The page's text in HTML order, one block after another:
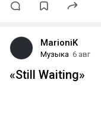
MarioniK
Музыка 6 авг
«Still Waiting»